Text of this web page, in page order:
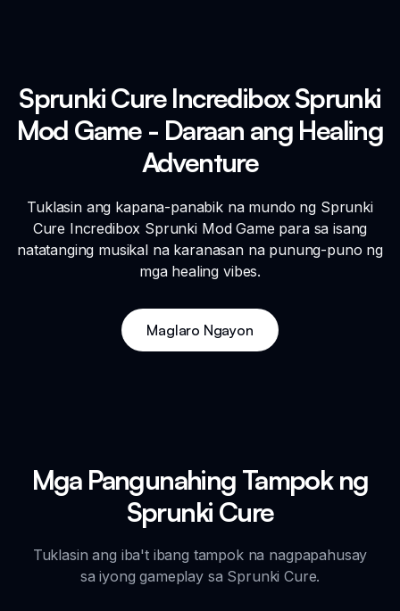
Sprunki Cure Incredibox Sprunki
Mod Game - Daraan ang Healing
Adventure
Tuklasin ang kapana-panabik na mundo ng Sprunki
Cure Incredibox Sprunki Mod Game para sa isang
natatanging musikal na karanasan na punung-puno ng
mga healing vibes.
Maglaro Ngayon
Mga Pangunahing Tampok ng
Sprunki Cure
Tuklasin ang iba't ibang tampok na nagpapahusay
sa iyong gameplay sa Sprunki Cure.